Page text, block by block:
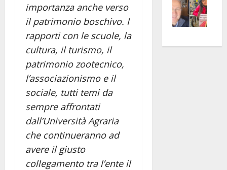
importanza anche verso
il patrimonio boschivo. I
rapporti con le scuole, la
cultura, il turismo, il
patrimonio zootecnico,
l’associazionismo e il
sociale, tutti temi da
sempre affrontati
dall’Università Agraria
che continueranno ad
avere il giusto
collegamento tra l’ente il
euro